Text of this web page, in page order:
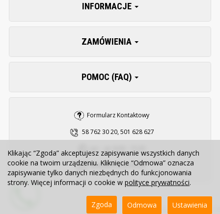
INFORMACJE
ZAMÓWIENIA
POMOC (FAQ)
Formularz Kontaktowy
58 762 30 20, 501 628 627
sklep@zooserwis.pl
Sklep internetowy SOTE
Klikając “Zgoda” akceptujesz zapisywanie wszystkich danych
cookie na twoim urządzeniu. Kliknięcie “Odmowa” oznacza
zapisywanie tylko danych niezbędnych do funkcjonowania
strony. Więcej informacji o cookie w polityce prywatności.
Ustawienia
Odmowa
Zgoda